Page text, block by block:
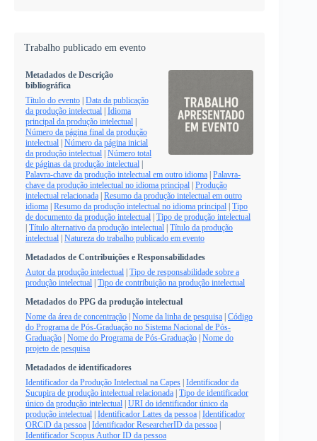
Trabalho publicado em evento
Metadados de Descrição
bibliográfica
Título do evento Data da publicação
da produção intelectual Idioma
principal da produção intelectual
Número da página final da produção
intelectual Número da página inicial
da produção intelectual Número total
de páginas da produção intelectual
Palavra-chave da produção intelectual em outro idioma Palavra-
chave da produção intelectual no idioma principal Produção
intelectual relacionada Resumo da produção intelectual em outro
idioma Resumo da produção intelectual no idioma principal Tipo
de documento da produção intelectual Tipo de produção intelectual
Título alternativo da produção intelectual Título da produção
intelectual Natureza do trabalho publicado em evento
Metadados de Contribuições e Responsabilidades
Autor da produção intelectual Tipo de responsabilidade sobre a
produção intelectual Tipo de contribuição na produção intelectual
Metadados do PPG da produção intelectual
Nome da área de concentração Nome da linha de pesquisa Código
do Programa de Pós-Graduação no Sistema Nacional de Pós-
Graduação Nome do Programa de Pós-Graduação Nome do
projeto de pesquisa
Metadados de identificadores
Identificador da Produção Intelectual na Capes Identificador da
Sucupira de produção intelectual relacionada Tipo de identificador
único da produção intelectual URI do identificador único da
produção intelectual Identificador Lattes da pessoa Identificador
ORCiD da pessoa Identificador ResearcherID da pessoa
Identificador Scopus Author ID da pessoa